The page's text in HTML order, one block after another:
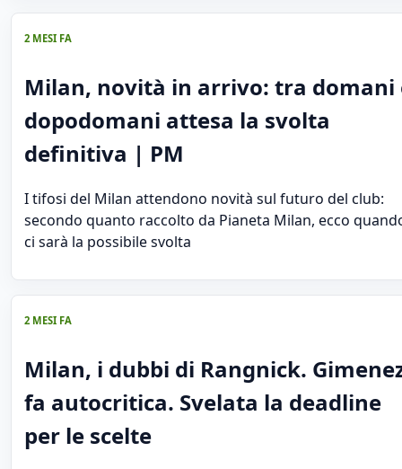
2 MESI FA
Milan, novità in arrivo: tra domani
dopodomani attesa la svolta
definitiva | PM
I tifosi del Milan attendono novità sul futuro del club:
secondo quanto raccolto da Pianeta Milan, ecco
ci sarà la possibile svolta
2 MESI FA
Milan, i dubbi di Rangnick.
fa autocritica. Svelata la deadline
per le scelte